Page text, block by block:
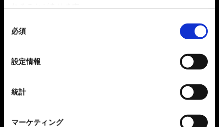
必須
設定情報
統計
マーケティング